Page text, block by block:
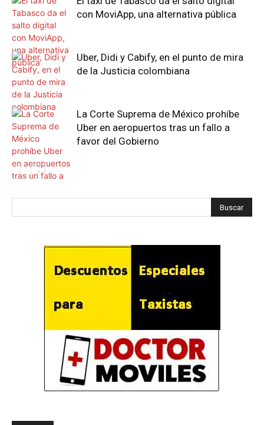
con MoviApp, una alternativa pública
Uber, Didi y Cabify, en el punto de mira
de la Justicia colombiana
La Corte Suprema de México prohíbe
Uber en aeropuertos tras un fallo a
favor del Gobierno